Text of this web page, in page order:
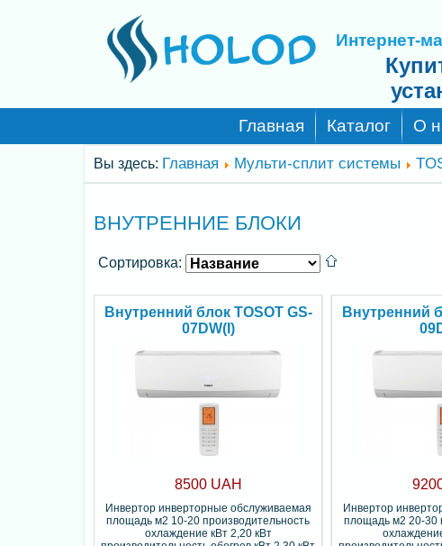
Интернет-
Главная Каталог О
Вы здесь: Главная Мульти-сплит системы
ВНУТРЕННИЕ БЛОКИ
Сортировка:
Внутренний блок TOSOT GS-
07DW(I)
8500 UAH
Инвертор инверторные обслуживаемая
площадь м2 10-20 производительность
охлаждение кВт 2,20 кВт
Внутренний
Инвертор
площадь м2 20-30